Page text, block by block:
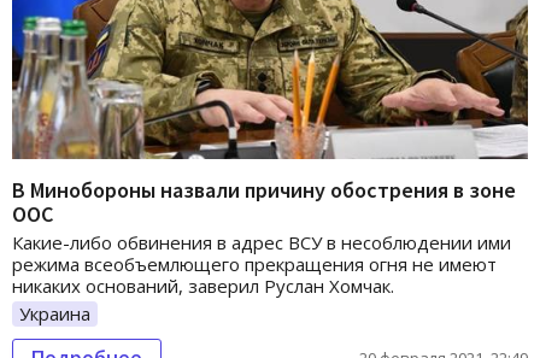
В Минобороны назвали причину обострения в зоне
ООС
Какие-либо обвинения в адрес ВСУ в несоблюдении ими
режима всеобъемлющего прекращения огня не имеют
никаких оснований, заверил Руслан Хомчак.
Украина